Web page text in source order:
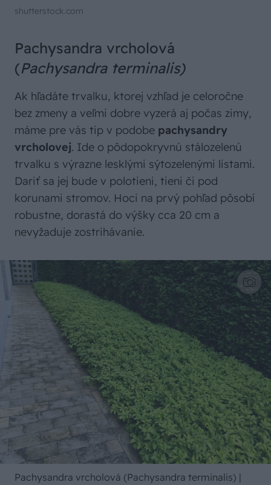
shutterstock.com
Pachysandra vrcholová
(Pachysandra terminalis)
Ak hľadáte trvalku, ktorej vzhľad je celoročne
bez zmeny a veľmi dobre vyzerá aj počas zimy,
máme pre vás tip v podobe pachysandry
vrcholovej. Ide o pôdopokryvnú stálozelenú
trvalku s výrazne lesklými sýtozelenými listami.
Dariť sa jej bude v polotieni, tieni či pod
korunami stromov. Hoci na prvý pohľad pôsobí
robustne, dorastá do výšky cca 20 cm a
nevyžaduje zostrihávanie.
Pachysandra vrcholová (Pachysandra terminalis) |